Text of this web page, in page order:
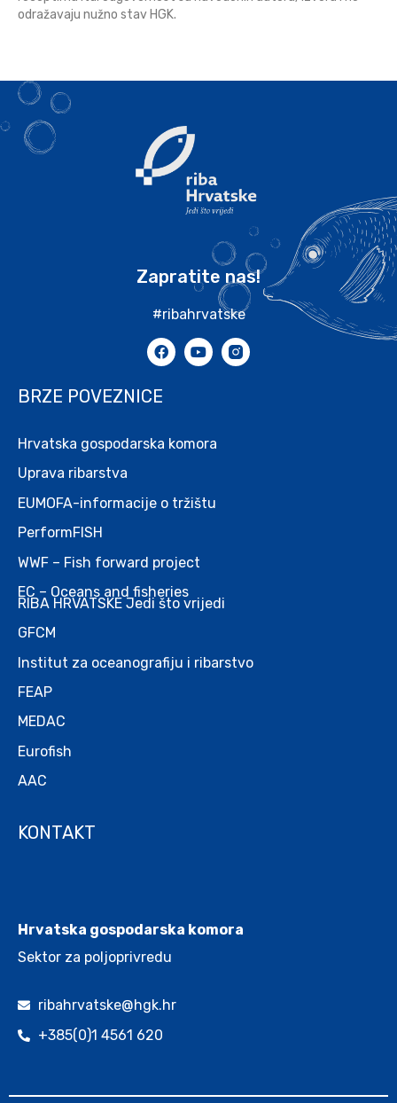
odražavaju nužno stav HGK.
Zapratite nas!
#ribahrvatske
BRZE POVEZNICE
Hrvatska gospodarska komora
Uprava ribarstva
EUMOFA-informacije o tržištu
PerformFISH
WWF – Fish forward project
EC – Oceans and fisheries
RIBA HRVATSKE Jedi što vrijedi
GFCM
Institut za oceanografiju i ribarstvo
FEAP
MEDAC
Eurofish
AAC
KONTAKT
Hrvatska gospodarska komora
Sektor za poljoprivredu
ribahrvatske@hgk.hr
+385(0)1 4561 620